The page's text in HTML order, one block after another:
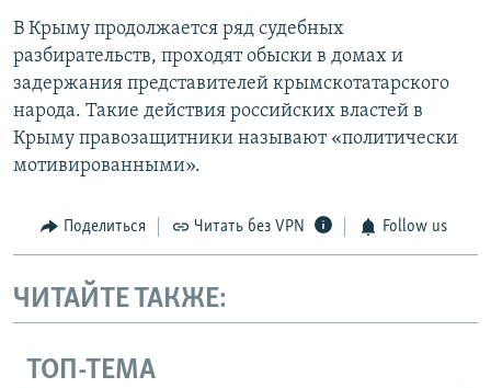
В Крыму продолжается ряд судебных
разбирательств, проходят обыски в домах и
задержания представителей крымскотатарского
народа. Такие действия российских властей в
Крыму правозащитники называют «политически
мотивированными».
Поделиться Читать без VPN Follow us
ЧИТАЙТЕ ТАКЖЕ:
ТОП-ТЕМА